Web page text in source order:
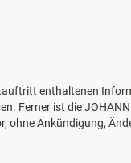
enthaltenen
Ferner ist die
Ankündigung,